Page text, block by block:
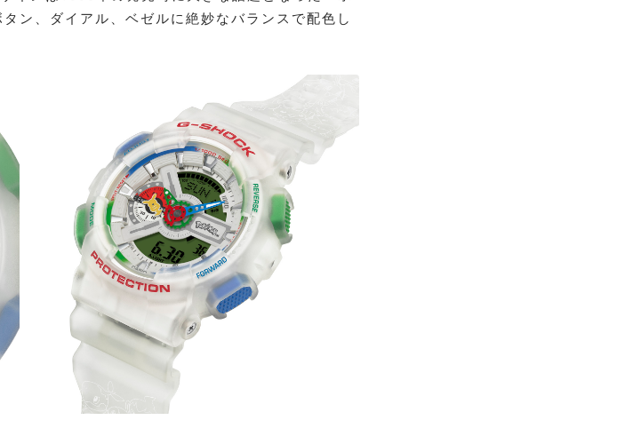
ン、ダイアル、ベゼルに絶妙なバランスで配色し